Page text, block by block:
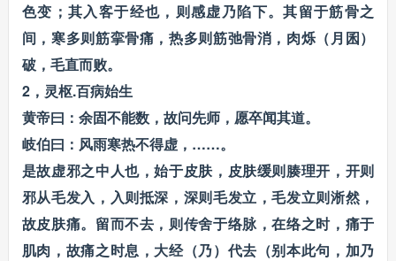
色变；其入客于经也，则感虚乃陷下。其留于筋骨之
间，寒多则筋挛骨痛，热多则筋弛骨消，肉烁（月囷）
破，毛直而败。
2，灵枢.百病始生
黄帝曰：余固不能数，故问先师，愿卒闻其道。
岐伯曰：风雨寒热不得虚，……。
是故虚邪之中人也，始于皮肤，皮肤缓则腠理开，开则
邪从毛发入，入则抵深，深则毛发立，毛发立则淅然，
故皮肤痛。留而不去，则传舍于络脉，在络之时，痛于
肌肉，故痛之时息，大经（乃）代去（别本此句，加乃